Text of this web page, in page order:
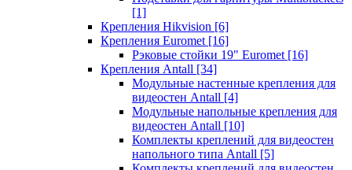
[1]
Крепления Hikvision [6]
Крепления Euromet [16]
Рэковые стойки 19" Euromet [16]
Крепления Antall [34]
Модульные настенные крепления для
видеостен Antall [4]
Модульные напольные крепления для
видеостен Antall [10]
Комплекты креплений для видеостен
напольного типа Antall [5]